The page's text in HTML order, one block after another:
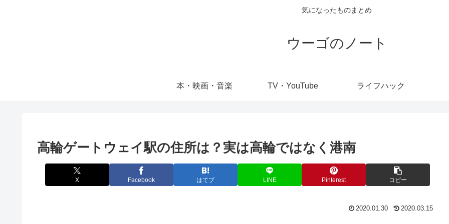
気になったものまとめ
ウーゴのノート
本・映画・音楽 TV・YouTube ライフハック
高輪ゲートウェイ駅の住所は？実は高輪ではなく港南
X Facebook はてブ LINE Pinterest コピー
2020.01.30 2020.03.15